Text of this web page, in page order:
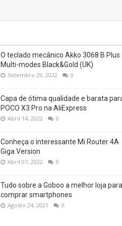
O teclado mecânico Akko 3068 B Plus
Multi-modes Black&Gold (UK)
Setembro 29, 2022 0
Capa de ótima qualidade e barata
POCO X3 Pro na AliExpress
Abril 14, 2022 0
Conheça o interessante Mi Router 4A
Giga Version
Abril 07, 2022 0
Tudo sobre a Goboo a melhor loja para
comprar smartphones
Agosto 24, 2021 0